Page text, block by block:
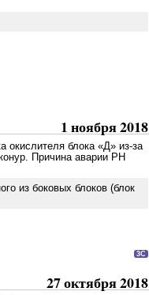
1 ноября 2018
окислителя блока «Д» из-за
Причина аварии РН
из боковых блоков (блок
3C
27 октября 2018